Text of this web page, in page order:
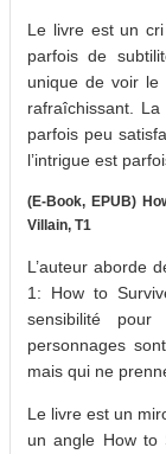
Le livre est un
parfois de
unique de voir
rafraîchissant.
parfois peu
l’intrigue est
(E-Book, EPUB)
Villain, T1
L’auteur aborde
1: How to
sensibilité
personnages
mais qui ne
Le livre est un
un angle How to